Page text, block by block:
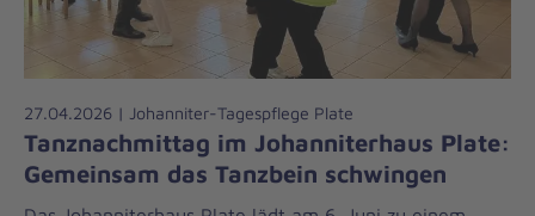
27.04.2026 | Johanniter-Tagespflege Plate
Tanznachmittag im Johanniterhaus Plate:
Gemeinsam das Tanzbein schwingen